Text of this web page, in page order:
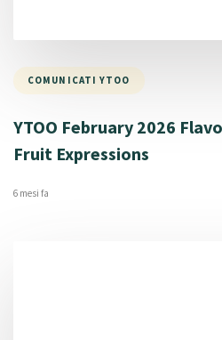
COMUNICATI YTOO
YTOO February 2026
Fruit Expressions
6 mesi fa